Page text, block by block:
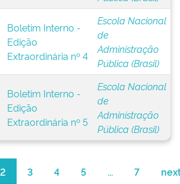
Boletim Interno -
Edição
Extraordinária nº 4
Escola Nacional
de
Administração
Pública (Brasil)
Boletim Interno -
Edição
Extraordinária nº 5
Escola Nacional
de
Administração
Pública (Brasil)
2 3 4 5 ... 7